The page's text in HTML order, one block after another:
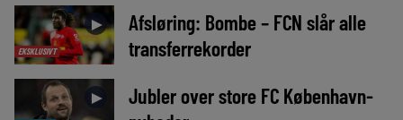
EKSKLUSIVT
►
Afsløring: Bombe – FCN slår alle
transferrekorder
►
Jubler over store FC København-